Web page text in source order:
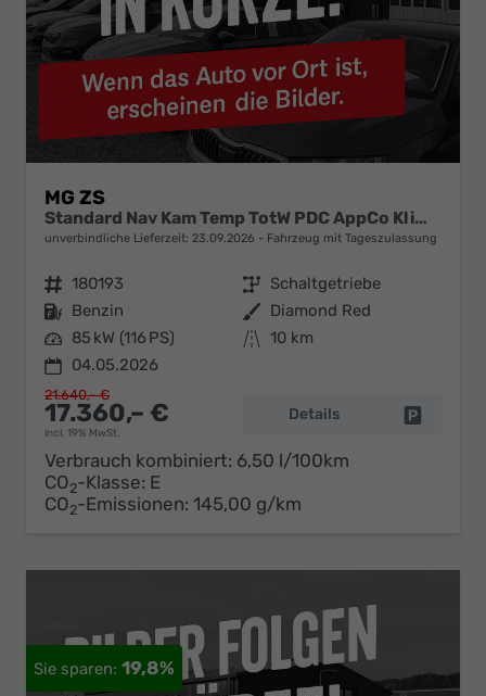
MG ZS
Standard Nav Kam Temp TotW PDC AppCo Klimaaut
unverbindliche Lieferzeit: 23.09.2026 Fahrzeug mit Tageszulassung
Fahrzeugnr. 180193 Getriebe Schaltgetriebe
Kraftstoff Benzin Außenfarbe Diamond Red
Leistung 85 kW (116 PS) Kilometerstand 10 km
04.05.2026
17.360,– €
incl. 19% MwSt.
21.640,– €
Details
Verbrauch kombiniert: 6,50 l/100km
CO2-Klasse: E
CO2-Emissionen: 145,00 g/km
19,8%